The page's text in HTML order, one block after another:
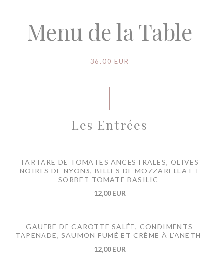
Menu de la Table
36,00 EUR
Les Entrées
TARTARE DE TOMATES ANCESTRALES, OLIVES
NOIRES DE NYONS, BILLES DE MOZZARELLA ET
SORBET TOMATE BASILIC
12,00 EUR
GAUFRE DE CAROTTE SALÉE, CONDIMENTS
TAPENADE, SAUMON FUMÉ ET CRÈME À L'ANETH
12,00 EUR